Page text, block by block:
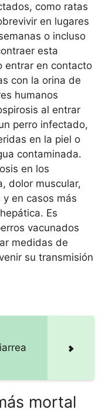
como ratas
en lugares
o incluso
esta
entrar en contacto
con la orina de
humanos
al entrar
perro infectado,
en la piel o
contaminada.
en los
dolor muscular,
en casos más
Es
vacunados
medidas de
su transmisión
mortal